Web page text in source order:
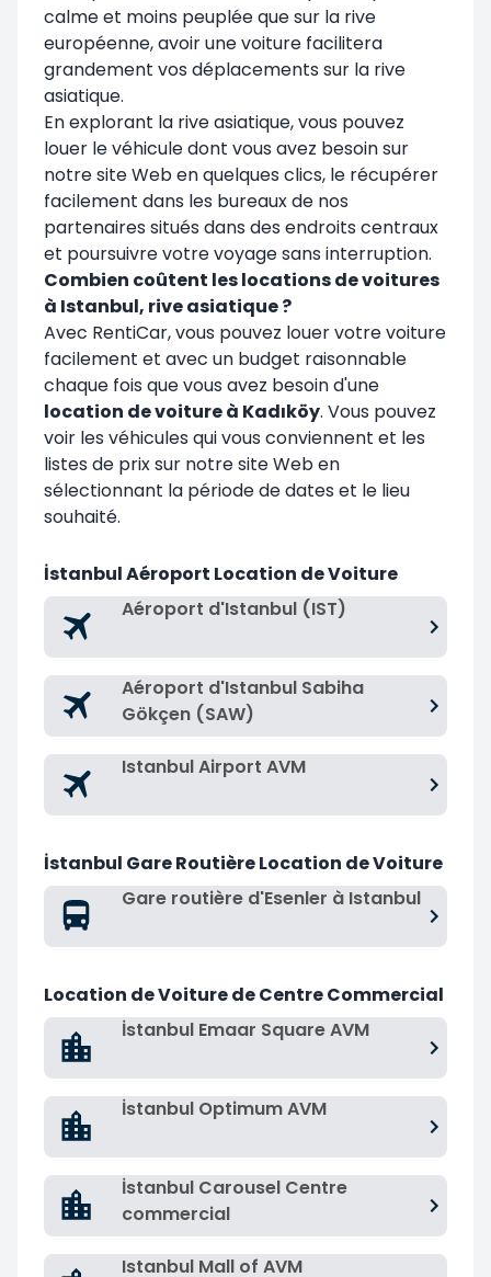
calme et moins peuplée que sur la rive
européenne, avoir une voiture facilitera
grandement vos déplacements sur la rive
asiatique.
En explorant la rive asiatique, vous pouvez
louer le véhicule dont vous avez besoin sur
notre site Web en quelques clics, le récupérer
facilement dans les bureaux de nos
partenaires situés dans des endroits centraux
et poursuivre votre voyage sans interruption.
Combien coûtent les locations de voitures
à Istanbul, rive asiatique ?
Avec RentiCar, vous pouvez louer votre voiture
facilement et avec un budget raisonnable
chaque fois que vous avez besoin d'une
location de voiture à Kadıköy. Vous pouvez
voir les véhicules qui vous conviennent et les
listes de prix sur notre site Web en
sélectionnant la période de dates et le lieu
souhaité.
İstanbul Aéroport Location de Voiture
Aéroport d'Istanbul (IST)
Aéroport d'Istanbul Sabiha
Gökçen (SAW)
Istanbul Airport AVM
İstanbul Gare Routière Location de Voiture
Gare routière d'Esenler à Istanbul
Location de Voiture de Centre Commercial
İstanbul Emaar Square AVM
İstanbul Optimum AVM
İstanbul Carousel Centre
commercial
Istanbul Mall of AVM